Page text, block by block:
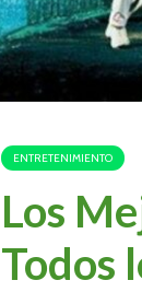
ENTRETENIMIENTO
Los
Todos